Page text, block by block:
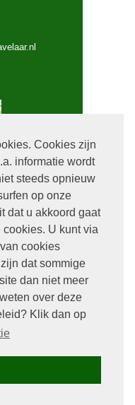
Cookies zijn
informatie wordt
steeds opnieuw
op onze
dat u akkoord gaat
U kunt via
cookies
dat sommige
dan niet meer
over deze
Klik dan op